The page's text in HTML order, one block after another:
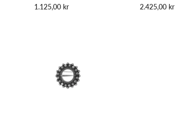
1.125,00 kr
2.425,00 kr